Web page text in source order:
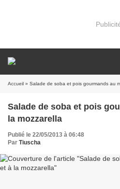
Accueil » Salade de soba et pois gourmands au
Salade de soba et pois
la mozzarella
Publié le 22/05/2013 à 06:48
Par Tiuscha